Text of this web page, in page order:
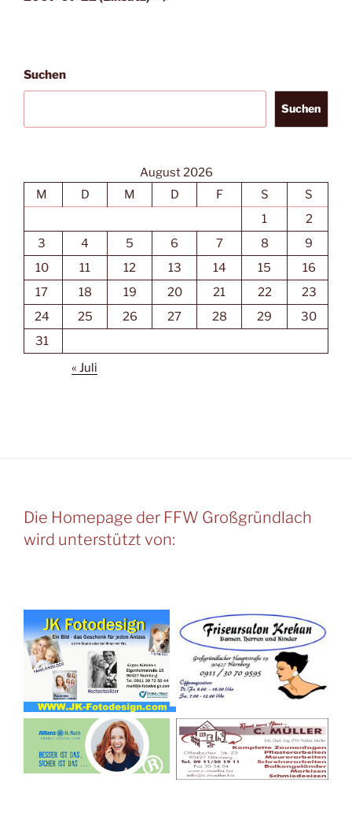
Suchen
Suchen
August 2026
M
D M D F S
S
1
2
3
4 5 6 7 8
9
10
11 12 13 14 15
16
17
18 19 20 21 22
23
24
25 26 27 28 29
30
31
« Juli
Die Homepage der FFW Großgründlach
wird unterstützt von: